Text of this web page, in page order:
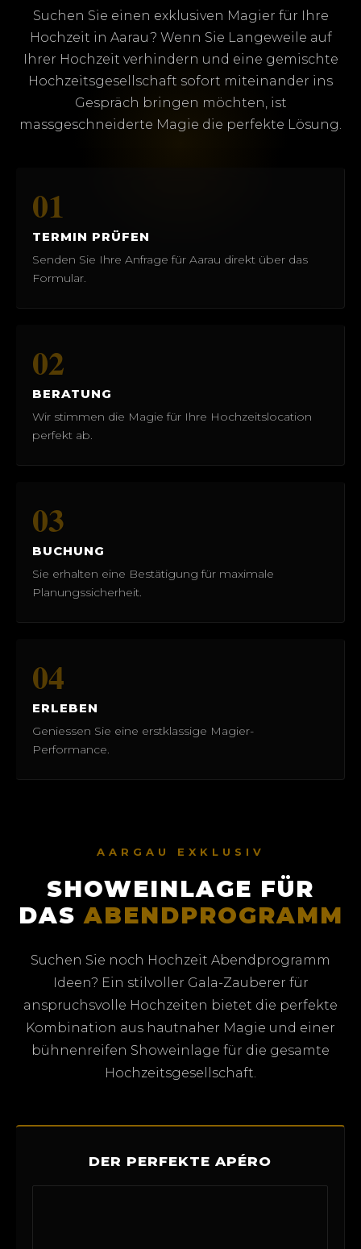
Suchen Sie einen exklusiven Magier für Ihre
Hochzeit in Aarau? Wenn Sie Langeweile auf
Ihrer Hochzeit verhindern und eine gemischte
Hochzeitsgesellschaft sofort miteinander ins
Gespräch bringen möchten, ist
massgeschneiderte Magie die perfekte Lösung.
01
TERMIN PRÜFEN
Senden Sie Ihre Anfrage für Aarau direkt über das
Formular.
02
BERATUNG
Wir stimmen die Magie für Ihre Hochzeitslocation
perfekt ab.
03
BUCHUNG
Sie erhalten eine Bestätigung für maximale
Planungssicherheit.
04
ERLEBEN
Geniessen Sie eine erstklassige Magier-
Performance.
AARGAU EXKLUSIV
SHOWEINLAGE FÜR
DAS ABENDPROGRAMM
Suchen Sie noch Hochzeit Abendprogramm
Ideen? Ein stilvoller Gala-Zauberer für
anspruchsvolle Hochzeiten bietet die perfekte
Kombination aus hautnaher Magie und einer
bühnenreifen Showeinlage für die gesamte
Hochzeitsgesellschaft.
DER PERFEKTE APÉRO